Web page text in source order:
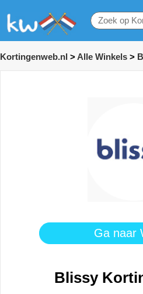
Kortingenweb.nl > Alle Winkels > B
Ga naar
Blissy